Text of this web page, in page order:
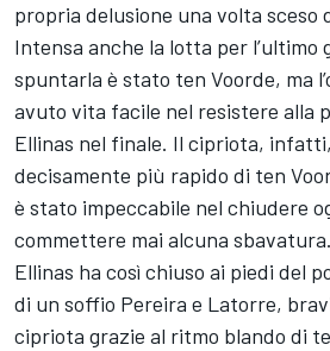
propria delusione una volta sceso
Intensa anche la lotta per l’ultimo
spuntarla è stato ten Voorde, ma
avuto vita facile nel resistere alla
Ellinas nel finale. Il cipriota,
decisamente più rapido di ten
è stato impeccabile nel chiudere
commettere mai alcuna sbavatura.
Ellinas ha così chiuso ai piedi del
di un soffio Pereira e Latorre,
cipriota grazie al ritmo blando di